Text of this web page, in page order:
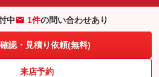
中 1件の問い合わせあり
認・見積り依頼(無料)
来店予約